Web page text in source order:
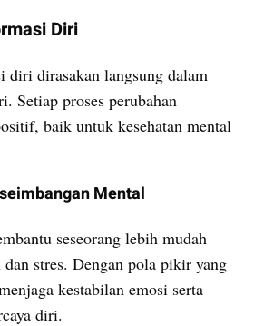
Diri
diri dirasakan langsung dalam
Setiap proses perubahan
baik untuk kesehatan mental
Mental
seseorang lebih mudah
dan stres. Dengan pola pikir yang
kestabilan emosi serta
diri.